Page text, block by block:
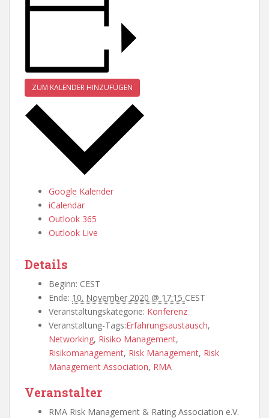
ZUM KALENDER HINZUFÜGEN
Google Kalender
iCalendar
Outlook 365
Outlook Live
Details
Beginn: CEST
Ende: 10. November 2020 @ 17:15 CEST
Veranstaltungskategorie: Konferenz
Veranstaltung-Tags:Erfahrungsaustausch,
Networking, Risiko Management,
Risikomanagement, Risk Management, Risk
Management Association, RMA
Veranstalter
RMA Risk Management & Rating Association e.V.